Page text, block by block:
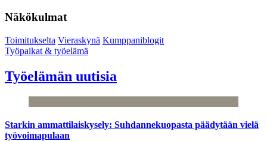
Näkökulmat
Toimitukselta Vieraskynä Kumppaniblogit
Työpaikat & työelämä
Työelämän uutisia
Starkin ammattilaiskysely: Suhdannekuopasta päädytään vielä
työvoimapulaan